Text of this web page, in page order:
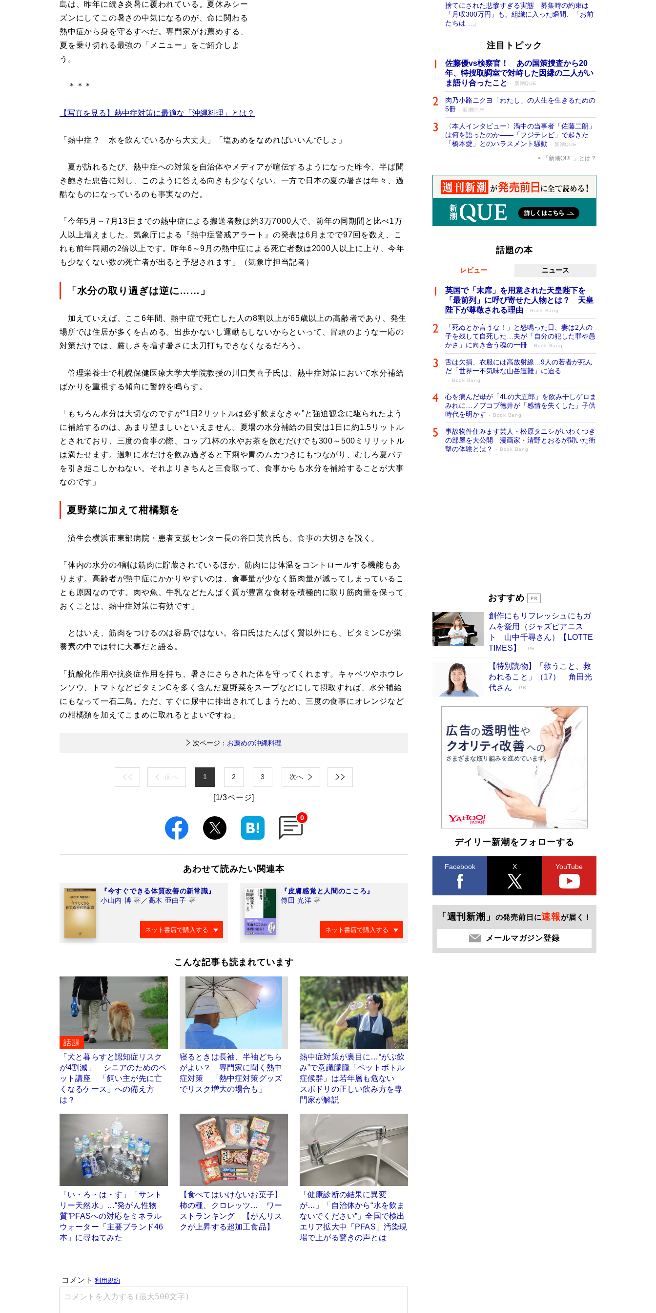
島は、昨年に続き炎暑に覆われている。夏休みシー
ズンにしてこの暑さの中気になるのが、命に関わる
熱中症から身を守るすべだ。専門家がお薦めする、
夏を乗り切れる最強の「メニュー」をご紹介しよ
う。
＊＊＊
【写真を見る】熱中症対策に最適な「沖縄料理」とは？
「熱中症？ 水を飲んでいるから大丈夫」「塩あめをなめればいいんでしょ」
夏が訪れるたび、熱中症への対策を自治体やメディアが喧伝するようになった昨今、半ば聞
き飽きた忠告に対し、このように答える向きも少なくない。一方で日本の夏の暑さは年々、過
酷なものになっているのも事実なのだ。
「今年5月～7月13日までの熱中症による搬送者数は約3万7000人で、前年の同期間と比べ1万
人以上増えました。気象庁による『熱中症警戒アラート』の発表は6月までで97回を数え、こ
れも前年同期の2倍以上です。昨年6～9月の熱中症による死亡者数は2000人以上に上り、今年
も少なくない数の死亡者が出ると予想されます」（気象庁担当記者）
「水分の取り過ぎは逆に……」
加えていえば、ここ6年間、熱中症で死亡した人の8割以上が65歳以上の高齢者であり、発生
場所では住居が多くを占める。出歩かないし運動もしないからといって、冒頭のような一応の
対策だけでは、厳しさを増す暑さに太刀打ちできなくなるだろう。
管理栄養士で札幌保健医療大学大学院教授の川口美喜子氏は、熱中症対策において水分補給
ばかりを重視する傾向に警鐘を鳴らす。
「もちろん水分は大切なのですが“1日2リットルは必ず飲まなきゃ”と強迫観念に駆られたよう
に補給するのは、あまり望ましいといえません。夏場の水分補給の目安は1日に約1.5リットル
とされており、三度の食事の際、コップ1杯の水やお茶を飲むだけでも300～500ミリリットル
は満たせます。過剰に水だけを飲み過ぎると下痢や胃のムカつきにもつながり、むしろ夏バテ
を引き起こしかねない。それよりきちんと三食取って、食事からも水分を補給することが大事
なのです」
夏野菜に加えて柑橘類を
済生会横浜市東部病院・患者支援センター長の谷口英喜氏も、食事の大切さを説く。
「体内の水分の4割は筋肉に貯蔵されているほか、筋肉には体温をコントロールする機能もあ
ります。高齢者が熱中症にかかりやすいのは、食事量が少なく筋肉量が減ってしまっているこ
とも原因なのです。肉や魚、牛乳などたんぱく質が豊富な食材を積極的に取り筋肉量を保って
おくことは、熱中症対策に有効です」
とはいえ、筋肉をつけるのは容易ではない。谷口氏はたんぱく質以外にも、ビタミンCが栄
養素の中では特に大事だと語る。
「抗酸化作用や抗炎症作用を持ち、暑さにさらされた体を守ってくれます。キャベツやホウレ
ンソウ、トマトなどビタミンCを多く含んだ夏野菜をスープなどにして摂取すれば、水分補給
にもなって一石二鳥。ただ、すぐに尿中に排出されてしまうため、三度の食事にオレンジなど
の柑橘類を加えてこまめに取れるとよいですね」
次ページ： お薦めの沖縄料理
前へ 1 2 3 次へ
[1/3ページ]
0
あわせて読みたい関連本
『今すぐできる体質改善の新常識』
小山内 博 著 ／高木 亜由子 著
ネット書店で購入する
『皮膚感覚と人間のこころ』
傳田 光洋 著
ネット書店で購入する
こんな記事も読まれています
話題
「犬と暮らすと認知症リスク
が4割減」 シニアのためのペ
ット講座 「飼い主が先に亡
くなるケース」への備え方
は？
寝るときは長袖、半袖どちら
がよい？ 専門家に聞く熱中
症対策 「熱中症対策グッズ
でリスク増大の場合も」
熱中症対策が裏目に…“がぶ飲
み”で意識朦朧「ペットボトル
症候群」は若年層も危ない
スポドリの正しい飲み方を専
門家が解説
「い・ろ・は・す」「サント
リー天然水」…“発がん性物
質”PFASへの対応をミネラル
ウォーター「主要ブランド46
本」に尋ねてみた
【食べてはいけないお菓子】
柿の種、クロレッツ… ワー
ストランキング 【がんリス
クが上昇する超加工食品】
「健康診断の結果に異変
が…」「自治体から“水を飲ま
ないでください”」全国で検出
エリア拡大中「PFAS」汚染現
場で上がる驚きの声とは
捨てにされた悲惨すぎる実態 募集時の約束は
「月収300万円」も、組織に入った瞬間、「お前
たちは…」
注目トピック
佐藤優vs検察官！ あの国策捜査から20
年、特捜取調室で対峙した因縁の二人がい
ま語り合ったこと
新潮QUE
肉乃小路ニクヨ「わたし」の人生を生きるための
5冊
新潮QUE
〈本人インタビュー〉渦中の当事者「佐藤二朗」
は何を語ったのか――「フジテレビ」で起きた
「橋本愛」とのハラスメント騒動
新潮QUE
「新潮QUE」とは？
話題の本
レビュー ニュース
英国で「末席」を用意された天皇陛下を
「最前列」に呼び寄せた人物とは？ 天皇
陛下が尊敬される理由
Book Bang
「死ぬとか言うな！」と怒鳴った日、妻は2人の
子を残して自死した…夫が「自分の犯した罪や愚
かさ」に向き合う魂の一冊
Book Bang
舌は欠損、衣服には高放射線…9人の若者が死ん
だ「世界一不気味な山岳遭難」に迫る
Book Bang
心を病んだ母が「4Lの大五郎」を飲み干しゲロま
みれに…ノブコブ徳井が「感情を失くした」子供
時代を明かす
Book Bang
事故物件住みます芸人・松原タニシがいわくつき
の部屋を大公開 漫画家・清野とおるが聞いた衝
撃の体験とは？
Book Bang
占 上半期1位にも選出［新書ベストセラー］
Book Bang
おすすめ
創作にもリフレッシュにもガ
ムを愛用（ジャズピアニス
ト 山中千尋さん）【LOTTE
TIMES】
PR
【特別読物】「救うこと、救
われること」（17） 角田光
代さん
PR
デイリー新潮をフォローする
Facebook X YouTube
「週刊新潮」 の発売前日に速報が届く！
メールマガジン登録